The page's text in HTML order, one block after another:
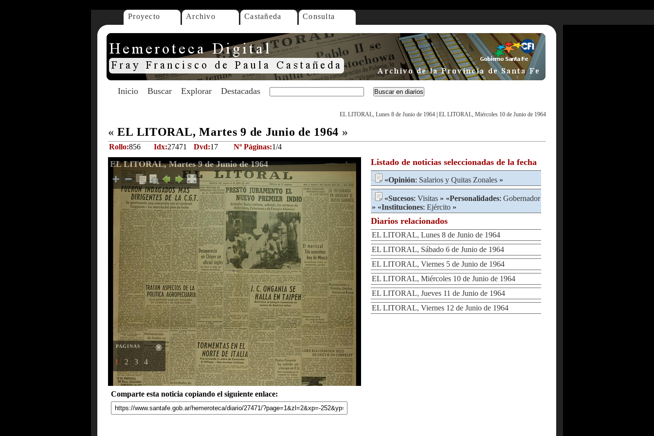
Proyecto Archivo Castañeda Consulta
Inicio Buscar Explorar Destacadas
EL LITORAL, Lunes 8 de Junio de 1964 EL LITORAL, Miércoles 10 de Junio de 1964
« EL LITORAL, Martes 9 de Junio de 1964 »
Rollo:856 Idx:27471 Dvd:17 Nº Páginas:1/4
EL LITORAL, Martes 9 de Junio de 1964
PAGINAS
1 2 3 4
Comparte esta noticia copiando el siguiente enlace:
Listado de noticias seleccionadas de la fecha
«Opinión: Salarios y Quitas Zonales »
«Sucesos: Visitas » «Personalidades: Gobernador
» «Instituciones: Ejército »
Diarios relacionados
EL LITORAL, Lunes 8 de Junio de 1964
EL LITORAL, Sábado 6 de Junio de 1964
EL LITORAL, Viernes 5 de Junio de 1964
EL LITORAL, Miércoles 10 de Junio de 1964
EL LITORAL, Jueves 11 de Junio de 1964
EL LITORAL, Viernes 12 de Junio de 1964